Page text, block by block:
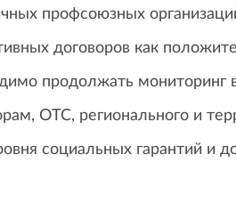
профсоюзных
договоров как
продолжать мониторинг
ОТС, регионального и
социальных гарантий и